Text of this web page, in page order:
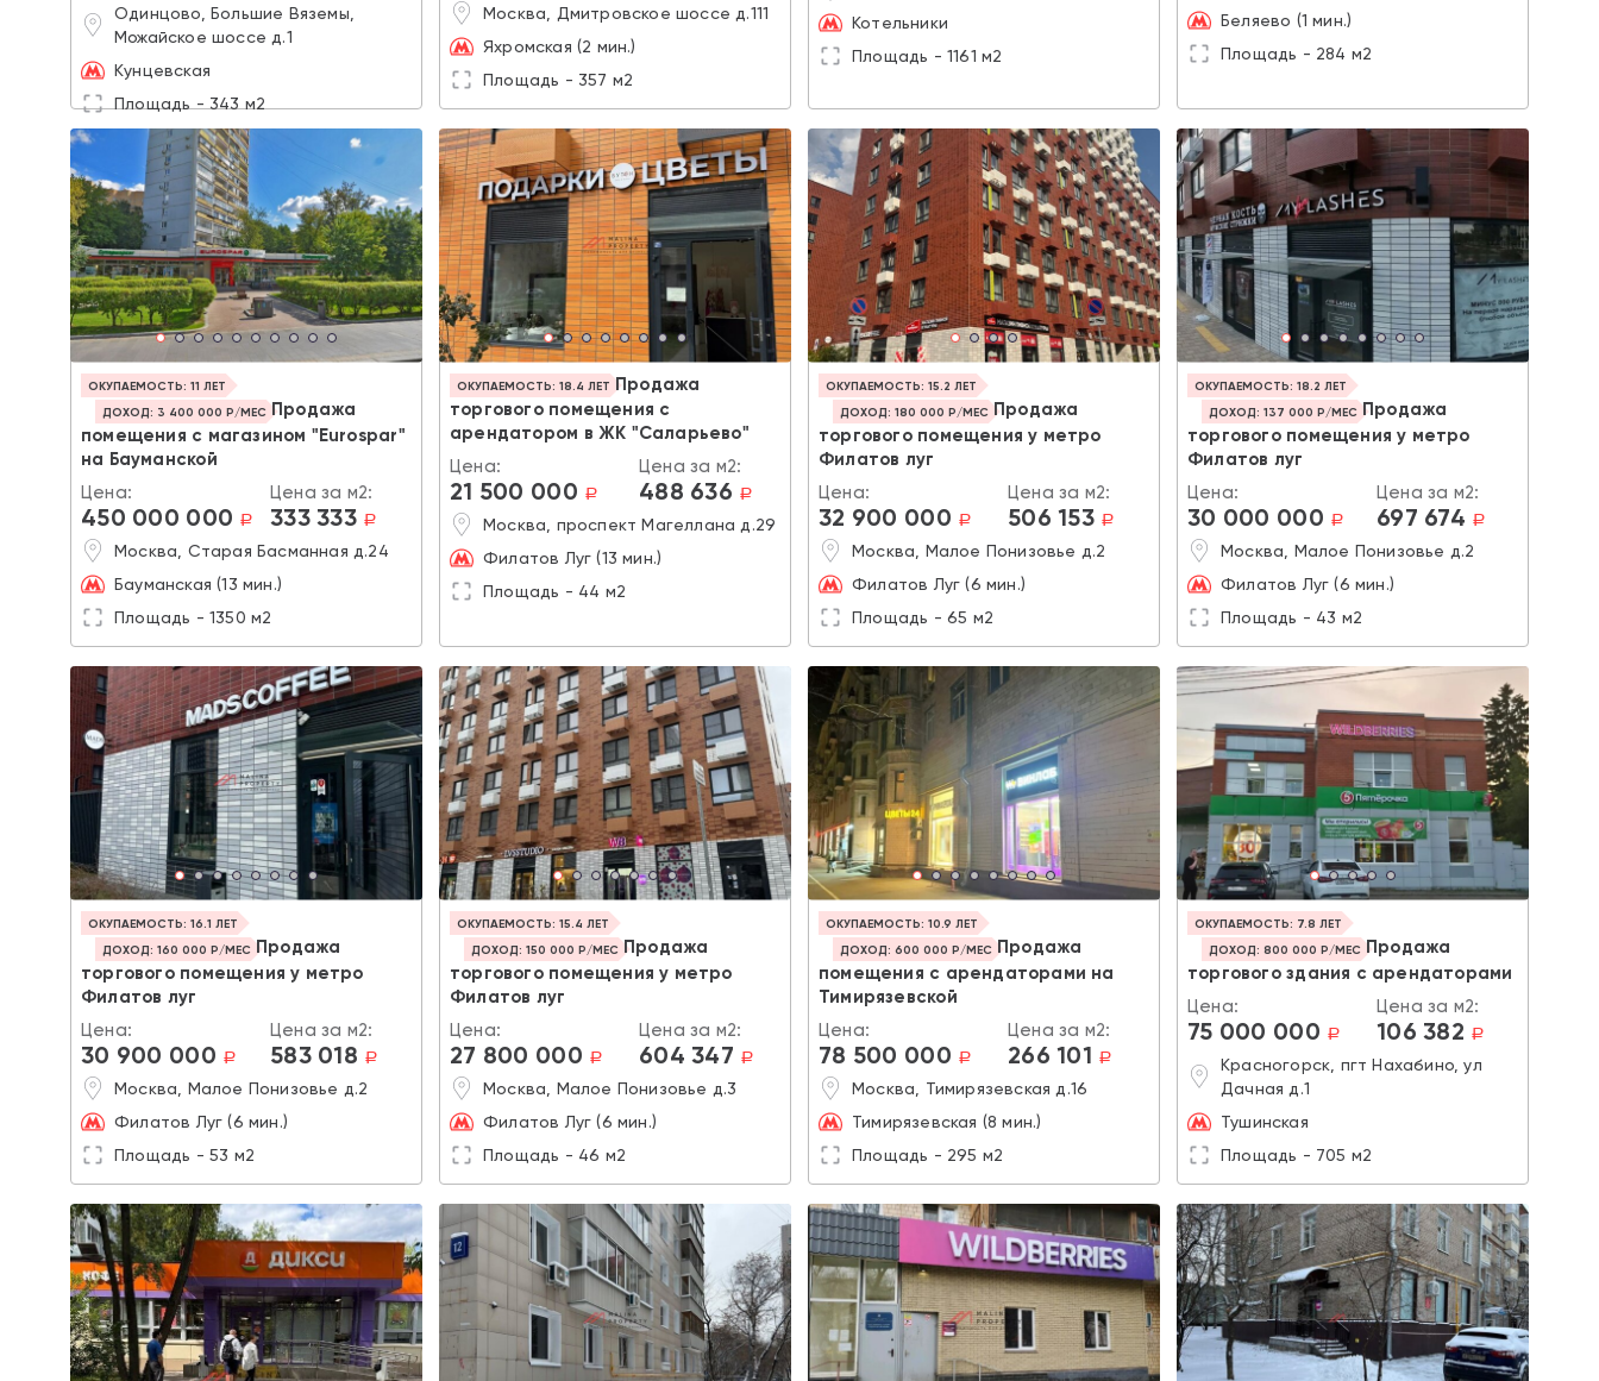
Одинцово, Большие Вяземы,
Можайское шоссе д.1
Кунцевская
Площадь - 343 м2
Москва, Дмитровское шоссе д.111
Яхромская (2 мин.)
Площадь - 357 м2
Котельники
Площадь - 1161 м2
Беляево (1 мин.)
Площадь - 284 м2
ОКУПАЕМОСТЬ: 11 ЛЕТ
ДОХОД: 3 400 000 Р/МЕС Продажа
помещения с магазином "Eurospar"
на Бауманской
Цена:
450 000 000 a
Цена за м2:
333 333 a
Москва, Старая Басманная д.24
Бауманская (13 мин.)
Площадь - 1350 м2
ОКУПАЕМОСТЬ: 18.4 ЛЕТ Продажа
торгового помещения с
арендатором в ЖК "Саларьево"
Цена:
21 500 000 a
Цена за м2:
488 636 a
Москва, проспект Магеллана д.29
Филатов Луг (13 мин.)
Площадь - 44 м2
ОКУПАЕМОСТЬ: 15.2 ЛЕТ
ДОХОД: 180 000 Р/МЕС Продажа
торгового помещения у метро
Филатов луг
Цена:
32 900 000 a
Цена за м2:
506 153 a
Москва, Малое Понизовье д.2
Филатов Луг (6 мин.)
Площадь - 65 м2
ОКУПАЕМОСТЬ: 18.2 ЛЕТ
ДОХОД: 137 000 Р/МЕС Продажа
торгового помещения у метро
Филатов луг
Цена:
30 000 000 a
Цена за м2:
697 674 a
Москва, Малое Понизовье д.2
Филатов Луг (6 мин.)
Площадь - 43 м2
ОКУПАЕМОСТЬ: 16.1 ЛЕТ
ДОХОД: 160 000 Р/МЕС Продажа
торгового помещения у метро
Филатов луг
Цена:
30 900 000 a
Цена за м2:
583 018 a
Москва, Малое Понизовье д.2
Филатов Луг (6 мин.)
Площадь - 53 м2
ОКУПАЕМОСТЬ: 15.4 ЛЕТ
ДОХОД: 150 000 Р/МЕС Продажа
торгового помещения у метро
Филатов луг
Цена:
27 800 000 a
Цена за м2:
604 347 a
Москва, Малое Понизовье д.3
Филатов Луг (6 мин.)
Площадь - 46 м2
ОКУПАЕМОСТЬ: 10.9 ЛЕТ
ДОХОД: 600 000 Р/МЕС Продажа
помещения с арендаторами на
Тимирязевской
Цена:
78 500 000 a
Цена за м2:
266 101 a
Москва, Тимирязевская д.16
Тимирязевская (8 мин.)
Площадь - 295 м2
ОКУПАЕМОСТЬ: 7.8 ЛЕТ
ДОХОД: 800 000 Р/МЕС Продажа
торгового здания с арендаторами
Цена:
75 000 000 a
Цена за м2:
106 382 a
Красногорск, пгт Нахабино, ул
Дачная д.1
Тушинская
Площадь - 705 м2